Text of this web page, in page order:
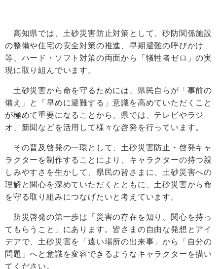
高知県では、土砂災害防止対策として、砂防関係施設
の整備や住宅の安全対策の推進、早期避難の呼びかけ
等、ハード・ソフト対策の両面から「犠牲者ゼロ」の実
現に取り組んでいます。
土砂災害から命を守るためには、県民自らが「事前の
備え」と「早めに避難する」意識を高めていただくこと
が極めて重要になることから、県では、テレビやラジ
オ、新聞などを活用して様々な啓発を行っています。
その普及啓発の一環として、土砂災害防止・啓発キャ
ラクターを制作することにより、キャラクターの持つ親
しみやすさを生かして、県民の皆さまに、土砂災害への
理解と関心を深めていただくとともに、土砂災害から命
を守る取り組みにつなげたいと考えています。
防災啓発の第一歩は「災害の存在を知り、関心を持っ
てもらうこと」にあります。皆さまの自由な発想とアイ
デアで、土砂災害を「遠い場所の出来事」から「自分の
問題」へと意識を変容できるようなキャラクターを描い
てください。